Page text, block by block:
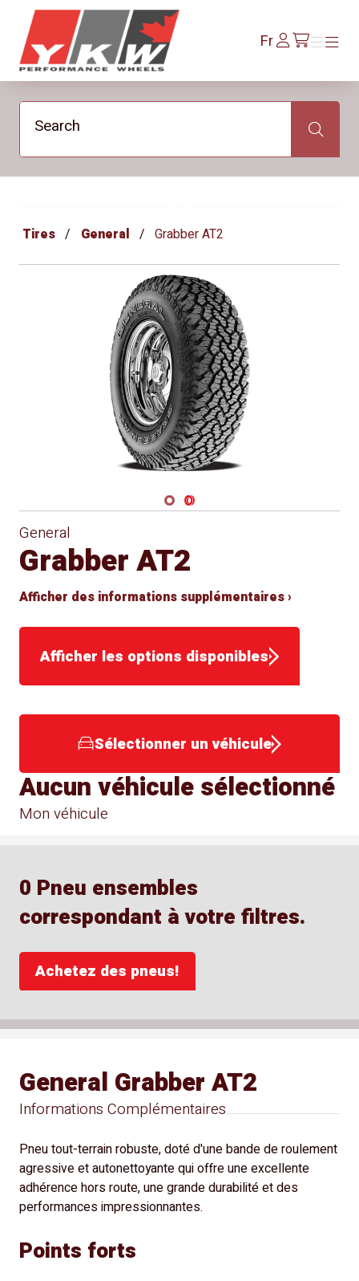
YKW Wheels
FrSe
connecter/fr/cart
Menu
Menu
Search Search
Tires General Grabber AT2
Navigate 1
Navigate 2
General
Grabber AT2
Afficher des informations supplémentaires ›
Afficher les options disponibles
Sélectionner un véhicule
Mon véhicule
Aucun véhicule sélectionné
0 Pneu ensembles
correspondant à votre filtres.
Achetez des pneus!
Informations Complémentaires
General Grabber AT2
Pneu tout-terrain robuste, doté d'une bande de roulement
agressive et autonettoyante qui offre une excellente
adhérence hors route, une grande durabilité et des
performances impressionnantes.
Points forts